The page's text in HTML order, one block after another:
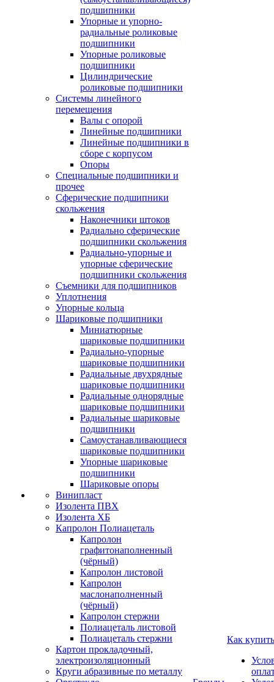
подшипники
Упорные и упорно-
радиальные роликовые
подшипники
Упорные роликовые
подшипники
Цилиндрические
роликовые подшипники
Системы линейного
перемещения
Валы с опорой
Линейные подшипники
Линейные подшипники в
сборе с корпусом
Опоры
Специальные подшипники и
прочее
Сферические подшипники
скольжения
Наконечники штоков
Радиально сферические
подшипники скольжения
Радиально-упорные и
упорные сферические
подшипники скольжения
Съемники для подшипников
Уплотнения
Упорные кольца
Шариковые подшипники
Миниатюрные
шариковые подшипники
Радиально-упорные
шариковые подшипники
Радиальные двухрядные
шариковые подшипники
Радиальные однорядные
шариковые подшипники
Радиальные шариковые
подшипники
Самоустанавливающиеся
шариковые подшипники
Упорные шариковые
подшипники
Шариковые опоры
Винипласт
Изолента ПВХ
Изолента ХБ
Капролон Полиацеталь
Капролон
графитонаполненный
(чёрный)
Капролон листовой
Капролон
маслонаполненный
(чёрный)
Капролон стержни
Полиацеталь листовой
Полиацеталь стержни
Картон прокладочный,
электроизоляционный
Круги абразивные по металлу
Как купить